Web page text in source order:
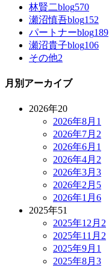
林賢二blog570
瀬沼慎吾blog152
パートナーblog189
瀬沼貴子blog106
その他2
月別アーカイブ
2026年20
2026年8月 1
2026年7月 2
2026年6月 1
2026年4月 2
2026年3月 3
2026年2月 5
2026年1月 6
2025年51
2025年12月 2
2025年11月 2
2025年9月 1
2025年8月 3